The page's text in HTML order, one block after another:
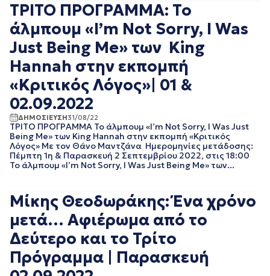
ΜΑΙΟΣ 2024
ΑΠΡΙΛΙΟΣ 2024
ΦΕΒΡΟΥΑΡΙΟΣ 2024
ΙΑΝΟΥΑΡΙΟΣ 2024
ΔΕΚΕΜΒΡΙΟΣ 2023
ΝΟΕΜΒΡΙΟΣ 2023
ΑΥΓΟΥΣΤΟΣ 2023
ΙΟΥΛΙΟΣ 2023
ΙΟΥΝΙΟΣ 2023
ΜΑΙΟΣ 2023
ΦΕΒΡΟΥΑΡΙΟΣ 2023
ΙΑΝΟΥΑΡΙΟΣ 2023
ΔΕΚΕΜΒΡΙΟΣ 2022
ΝΟΕΜΒΡΙΟΣ 2022
ΟΚΤΩΒΡΙΟΣ 2022
ΣΕΠΤΕΜΒΡΙΟΣ 2022
ΤΡΙΤΟ ΠΡΟΓΡΑΜΜΑ: Το
άλμπουμ «I’m Not Sorry, I Was
Just Being Me» των King
Hannah στην εκπομπή
«Κριτικός Λόγος»| 01 &
02.09.2022
ΔΗΜΟΣΙΕΥΣΗ31/08/22
ΤΡΙΤΟ ΠΡΟΓΡΑΜΜΑ Το άλμπουμ «I’m Not Sorry, I Was Just
Being Me» των King Hannah στην εκπομπή «Κριτικός
Λόγος» Με τον Θάνο Μαντζάνα Ημερομηνίες μετάδοσης:
Πέμπτη 1η & Παρασκευή 2 Σεπτεμβρίου 2022, στις 18:00
Το άλμπουμ «I’m Not Sorry, I Was Just Being Me» των...
Μίκης Θεοδωράκης: Ένα χρόνο
μετά… Αφιέρωμα από το
Δεύτερο και το Τρίτο
Πρόγραμμα | Παρασκευή